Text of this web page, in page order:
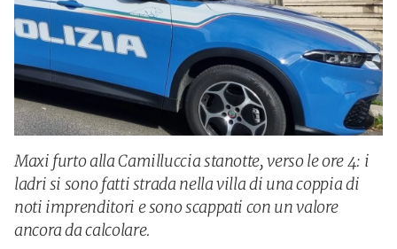
Maxi furto alla Camilluccia stanotte, verso le ore 4: i
ladri si sono fatti strada nella villa di una coppia di
noti imprenditori e sono scappati con un valore
ancora da calcolare.